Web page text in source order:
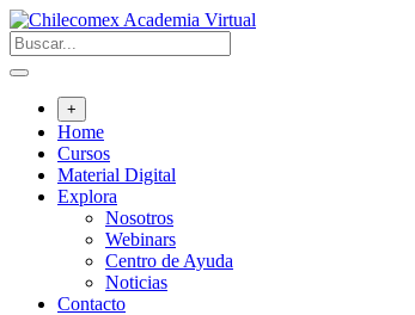
Saltar
al
contenido
+
Home
Cursos
Material Digital
Explora
Nosotros
Webinars
Centro de Ayuda
Noticias
Contacto